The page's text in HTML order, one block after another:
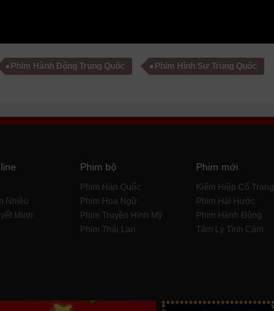
Phim Hành Động Trung Quốc Phim Hình Sự Trung Quốc
Nhiều
Minh
Phim bộ
Phim Hàn Quốc
Phim Hoa Ngữ
Phim Truyền Hình Mỹ
Phim Thái Lan
Phim mới
Kiếm Hiệp Cổ Trang
Phim Hài Hước
Phim Hành Động
Tâm Lý Tình Cảm